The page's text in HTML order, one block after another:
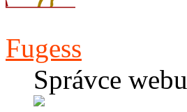
Fugess
Správce webu